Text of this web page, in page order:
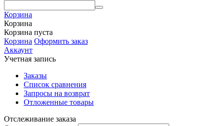
Корзина
Корзина
Корзина пуста
Корзина Оформить заказ
Аккаунт
Учетная запись
Заказы
Список сравнения
Запросы на возврат
Отложенные товары
Отслеживание заказа